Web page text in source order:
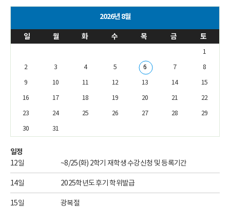
2026년 8월
일 월 화 수 목 금 토
1
2
3 4 5 6 7
8
9
10 11 12 13 14
15
16
17 18 19 20 21
22
23
24 25 26 27 28
29
30
31
일정
12일
~8/25(화) 2학기 재학생 수강신청 및 등록기간
14일 2025학년도 후기 학위발급
15일 광복절